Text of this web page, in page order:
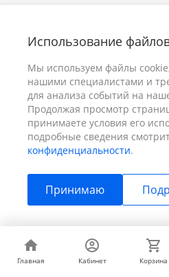
Использование
Мы используем файлы
нашими специалистами и
для анализа событий на
Продолжая просмотр
принимаете условия его
подробные сведения
конфиденциальности.
Принимаю
Главная Кабинет Корзина
Главная Кабинет Корзина
+7 (391) 298-00-11
г. Красноярск, пер.
© 2026 ПРИЗМ, Все